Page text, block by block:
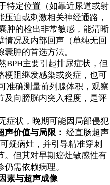
特定位置（如靠近尿道或射
迫或刺激相关神经通路，
肿的检出非常敏感，能清晰
情况及内部回声（单纯无回
肿的首选方法。
BPH主要引起排尿症状，但
梗阻继发感染或炎症，也可
准确测量前列腺体积，观察
及向膀胱内突入程度，是评
症状，晚期可能因局部侵犯
声价值与局限： 经直肠超声
疑病灶，并引导精准穿刺
。但其对早期癌灶敏感性有
需依赖病理。
素与超声成像